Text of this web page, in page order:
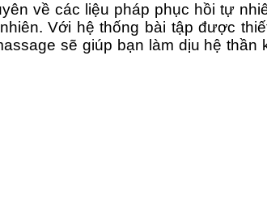
về các liệu pháp phục hồi tự
Với hệ thống bài tập được
sẽ giúp bạn làm dịu hệ